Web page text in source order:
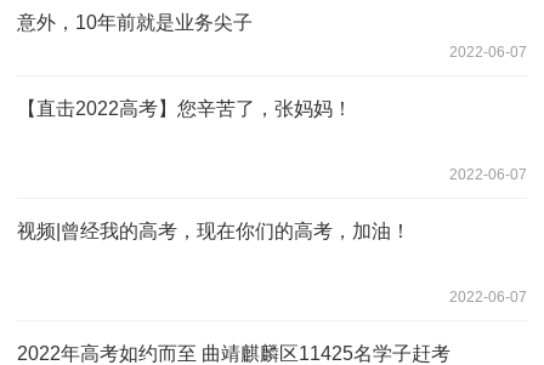
意外，10年前就是业务尖子
2022-06-07
【直击2022高考】您辛苦了，张妈妈！
2022-06-07
视频|曾经我的高考，现在你们的高考，加油！
2022-06-07
2022年高考如约而至 曲靖麒麟区11425名学子赶考